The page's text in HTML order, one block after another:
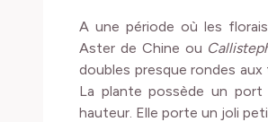
A une période où les
Aster de Chine ou
doubles presque rondes
La plante possède un port
hauteur. Elle porte un joli